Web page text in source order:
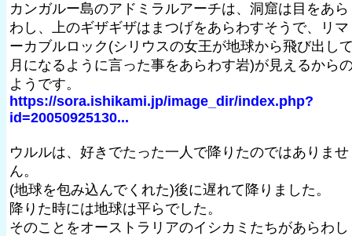
カンガルー島のアドミラルアーチは、洞窟は目をあら
わし、上のギザギザはまつげをあらわすそうで、リマ
ーカブルロック(シリウスの女王が地球から飛び出し
月になるように言った事をあらわす岩)が見えるから
ようです。
https://sora.ishikami.jp/image_dir/index.php?
id=20050925130...
ウルルは、好きでたった一人で降りたのではありませ
ん。
(地球を包み込んでくれた)後に遅れて降りました。
降りた時には地球は平らでした。
そのことをオーストラリアのイシカミたちがあらわし